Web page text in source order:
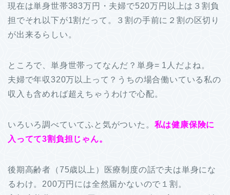
現在は単身世帯383万円・夫婦で520万円以上は３割負
担でそれ以下が1割だって。３割の手前に２割の区切り
が出来るらしい。
ところで、単身世帯ってなんだ？単身= 1人だよね。
夫婦で年収320万以上って？うちの場合働いている私の
収入も含めれば超えちゃうわけで心配。
いろいろ調べていてふと気がついた。 私は健康保険に
入ってて3割負担じゃん。
後期高齢者（75歳以上）医療制度の話で夫は単身にな
るわけ。200万円には全然届かないので１割。